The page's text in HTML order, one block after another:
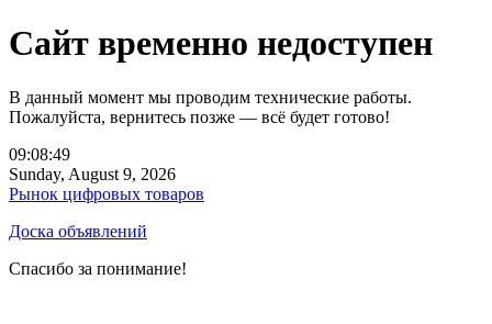
Сайт временно недоступен
В данный момент мы проводим технические работы.
Пожалуйста, вернитесь позже — всё будет готово!
09:08:49
Sunday, August 9, 2026
Рынок цифровых товаров
Доска объявлений
Спасибо за понимание!